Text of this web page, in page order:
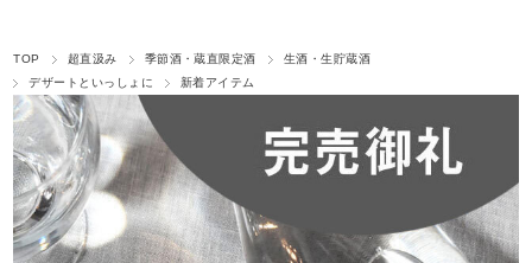
TOP 超直汲み 季節酒・蔵直限定酒
生酒・生貯蔵酒
デザートといっしょに
新着アイテム